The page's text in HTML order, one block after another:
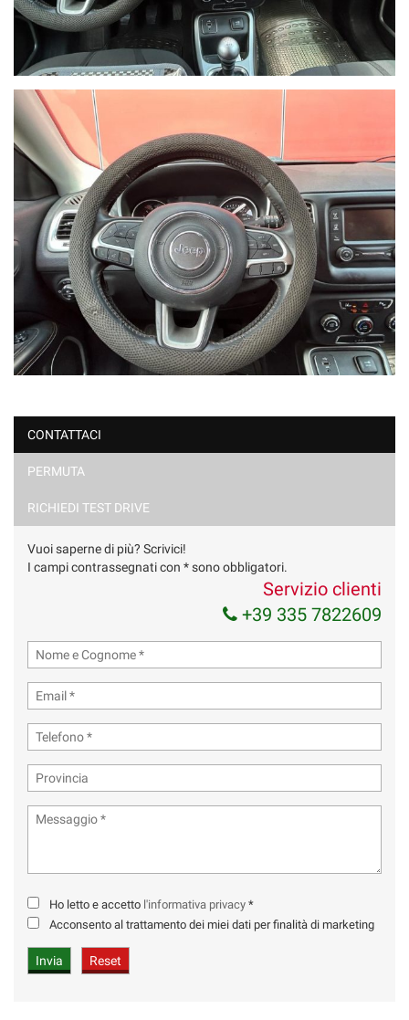
CONTATTACI
PERMUTA
RICHIEDI TEST DRIVE
Vuoi saperne di più? Scrivici!
I campi contrassegnati con * sono obbligatori.
Servizio clienti
+39 335 7822609
Ho letto e accetto l'informativa privacy *
Acconsento al trattamento dei miei dati per finalità di marketing